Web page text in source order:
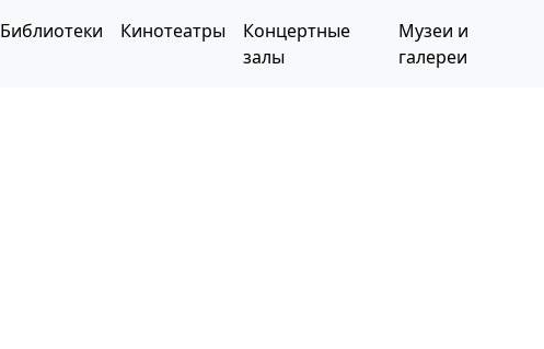
Библиотеки Кинотеатры
Концертные
залы
Музеи и
галереи